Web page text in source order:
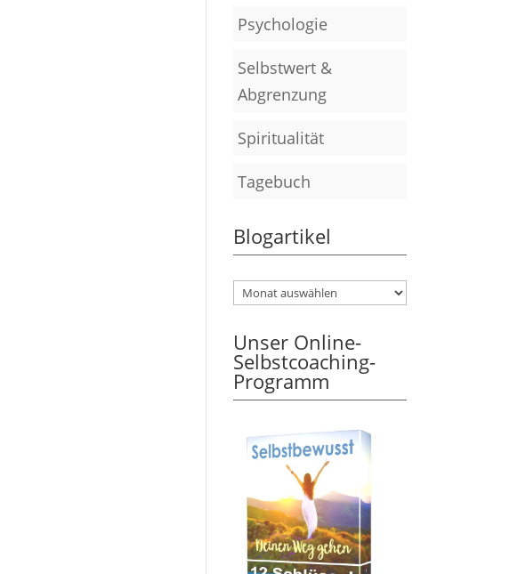
Psychologie
Selbstwert &
Abgrenzung
Spiritualität
Tagebuch
Blogartikel
Unser Online-
Selbstcoaching-
Programm